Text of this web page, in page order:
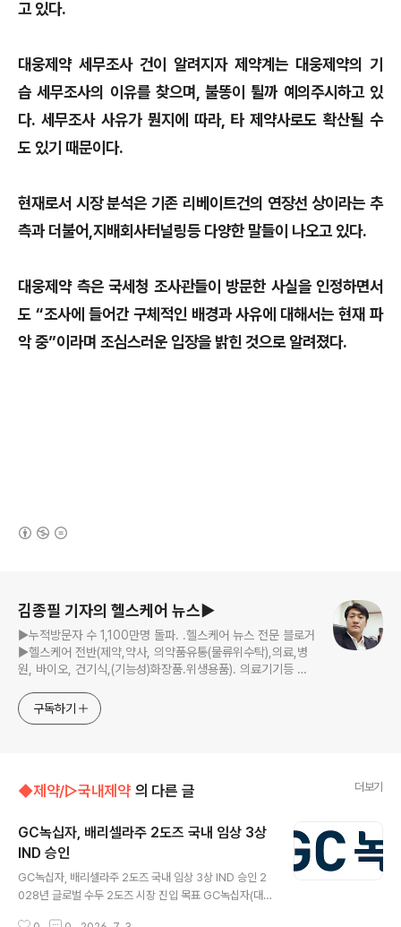
고 있다.
대웅제약 세무조사 건이 알려지자 제약계는 대웅제약의 기
습 세무조사의 이유를 찾으며, 불똥이 튈까 예의주시하고 있
다. 세무조사 사유가 뭔지에 따라, 타 제약사로도 확산될 수
도 있기 때문이다.
현재로서 시장 분석은 기존 리베이트건의 연장선 상이라는 추
측과 더불어,지배회사터널링등 다양한 말들이 나오고 있다.
대웅제약 측은 국세청 조사관들이 방문한 사실을 인정하면서
도 “조사에 들어간 구체적인 배경과 사유에 대해서는 현재 파
악 중”이라며 조심스러운 입장을 밝힌 것으로 알려졌다.
김종필 기자의 헬스케어 뉴스▶
▶누적방문자 수 1,100만명 돌파. .헬스케어 뉴스 전문 블로거
▶헬스케어 전반(제약,약사, 의약품유통(물류위수탁),의료,병
원, 바이오, 건기식,(기능성)화장품.위생용품). 의료기기등 ☞
jp11222@naver.com
구독하기
◆제약/▷국내제약 의 다른 글 더보기
GC녹십자, 배리셀라주 2도즈 국내 임상 3상
IND 승인
GC녹십자, 배리셀라주 2도즈 국내 임상 3상 IND 승인 2
028년 글로벌 수두 2도즈 시장 진입 목표 GC녹십자(대